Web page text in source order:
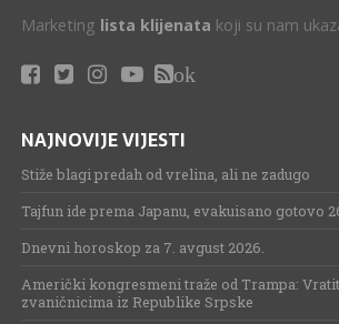
Marketing lista klijenata koji su nam
ok
NAJNOVIJE VIJESTI
Stiže blagi predah od vrelina, ali ne zadugo
Tajfun ide prema Japanu, evakuisano gotovo
Dnevni horoskop za 7. avgust 2026.
Američki kongresmeni traže od Trampa:
zvaničnicima iz Republike Srpske